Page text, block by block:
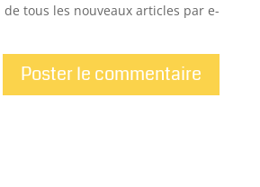
de tous les nouveaux articles par e-